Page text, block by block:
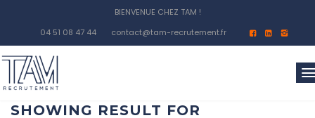
BIENVENUE CHEZ TAM !
04 51 08 47 44
contact@tam-recrutement.fr
SHOWING RESULT FOR